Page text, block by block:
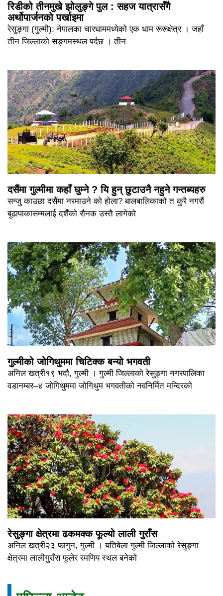
रिडीको तीनमुखे झोलुङ्गे पुल : सहज यात्रासँगै
अर्थोपार्जनको पर्खाइमा
रेसुङ्गा (गुल्मी): नेपालका चारधाममध्येको एक धाम रूरूक्षेत्र । जहाँ
तीन जिल्लाको सङ्गमस्थल पर्दछ । तीन
दसैंमा गुल्मीमा कहाँ घुम्ने ? यि हुन् छुटाउनै नहुने गन्तब्यहरु
सन्जु काउछा दसैंमा नरमाउने को होला? बालबालिकाको त कुरै नगरौं
बुढापाकासम्मलाई दशैँको रौनक उस्तै लागेको
गुल्मीको जोगिथुममा चिटिक्क बन्यो भगवती
अनिल खत्री१९ भदौ, गुल्मी । गुल्मी जिल्लाको रेसुङ्गा नगरपालिका
वडानम्बर–४ जोगिथुममा जोगिथुम भगवतीको नवनिर्मित मन्दिरको
रेसुङ्गा क्षेत्रमा ढकमक्क फूल्यो लाली गुराँस
अनिल खत्री२३ फागुन, गुल्मी । यतिबेला गुल्मी जिल्लाको रेसुङ्गा
क्षेत्रमा लालीगुराँस फूलेर रमणिय स्थल बनेको